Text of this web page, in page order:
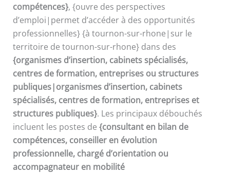
compétences}, {ouvre des perspectives
d’emploi|permet d’accéder à des opportunités
professionnelles} {à tournon-sur-rhone|sur le
territoire de tournon-sur-rhone} dans des
{organismes d’insertion, cabinets spécialisés,
centres de formation, entreprises ou structures
publiques|organismes d’insertion, cabinets
spécialisés, centres de formation, entreprises et
structures publiques}. Les principaux débouchés
incluent les postes de {consultant en bilan de
compétences, conseiller en évolution
professionnelle, chargé d’orientation ou
accompagnateur en mobilité